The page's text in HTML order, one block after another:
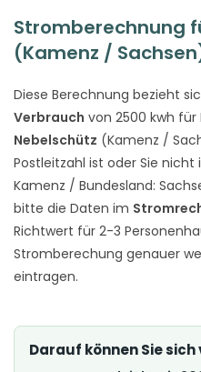
Stromberechnung
(Kamenz /
Diese Berechnung bezieht
Verbrauch von 2500 kwh für
Nebelschütz (Kamenz /
Postleitzahl ist oder Sie nicht
Kamenz / Bundesland:
bitte die Daten im
Richtwert für 2-3
Stromberechung genauer
eintragen.
Darauf können Sie